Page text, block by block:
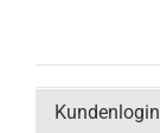
Kundenlogin